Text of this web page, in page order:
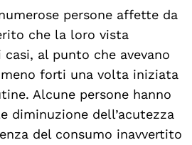
persone affette da
che la loro vista
al punto che avevano
forti una volta iniziata
Alcune persone hanno
diminuzione dell’acutezza
del consumo inavvertito